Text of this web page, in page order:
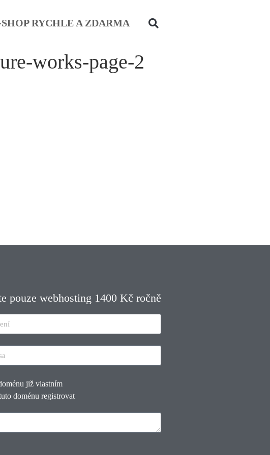
RYCHLE A ZDARMA
works-page-2
pouze webhosting 1400 Kč ročně
již vlastním
doménu registrovat